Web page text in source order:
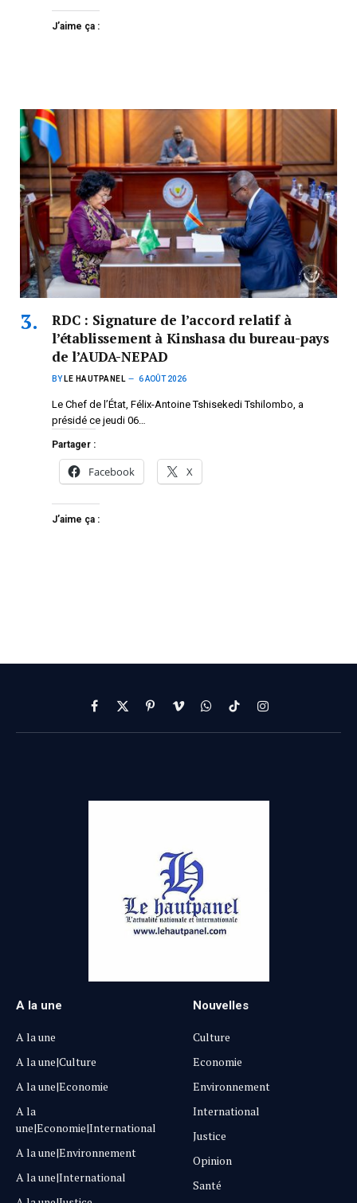
J’aime ça :
RDC : Signature de l’accord relatif à
l’établissement à Kinshasa du bureau-pays
de l’AUDA-NEPAD
BY LE HAUTPANEL 6 AOÛT 2026
Le Chef de l’État, Félix-Antoine Tshisekedi Tshilombo, a
présidé ce jeudi 06…
Partager :
Facebook X
J’aime ça :
Facebook
X
(Twitter)
PinterestVimeoWhatsApp
TikTokInstagram
A la une
A la une
A la une|Culture
A la une|Economie
A la
une|Economie|International
A la une|Environnement
A la une|International
Nouvelles
Culture
Economie
Environnement
International
Justice
Opinion
Santé